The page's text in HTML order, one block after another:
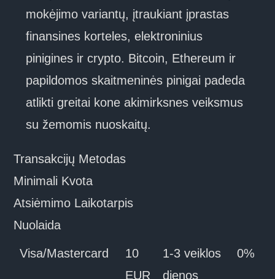
mokėjimo variantų, įtraukiant įprastas
finansines korteles, elektroninius
pinigines ir crypto. Bitcoin, Ethereum ir
papildomos skaitmeninės pinigai padeda
atlikti greitai kone akimirksnes veiksmus
su žemomis nuoskaitų.
Transakcijų Metodas
Minimali Kvota
Atsiėmimo Laikotarpis
Nuolaida
Visa/Mastercard
10
EUR
1-3 veiklos
dienos
0%